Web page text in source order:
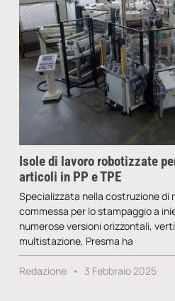
Isole di lavoro robotizzate
articoli in PP e TPE
Specializzata nella costruzione di
commessa per lo stampaggio a
numerose versioni orizzontali,
multistazione, Presma ha
Redazione 3 Febbraio 2025